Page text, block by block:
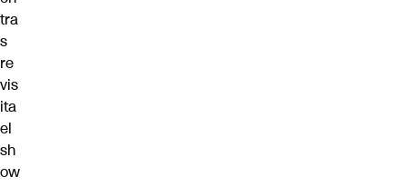
tra
s
re
vis
ita
el
sh
ow